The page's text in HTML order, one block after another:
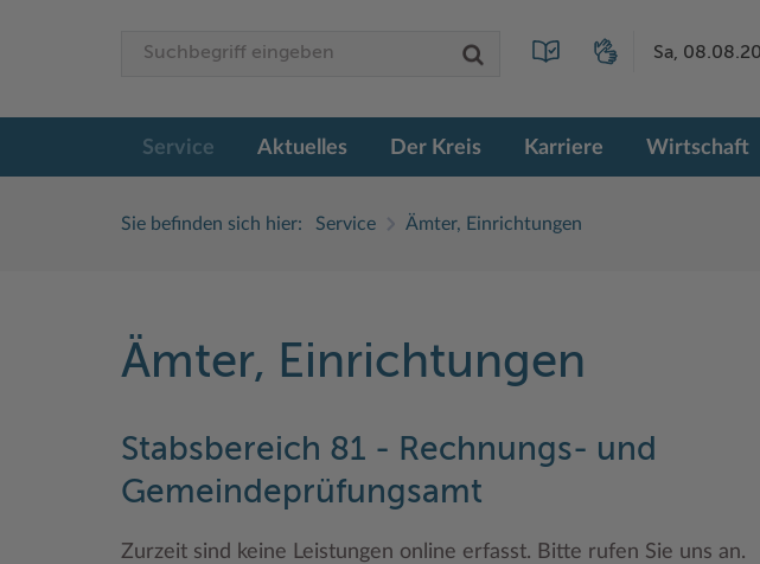
Sa,
Service Aktuelles Der Kreis Karriere Wirtschaft
Sie befinden sich hier: Service Ämter, Einrichtungen
Ämter, Einrichtungen
Stabsbereich 81 - Rechnungs- und
Gemeindeprüfungsamt
Zurzeit sind keine Leistungen online erfasst. Bitte rufen Sie uns an.